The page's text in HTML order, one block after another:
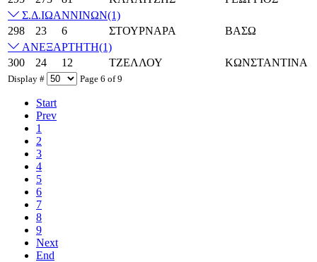
Display # Page 6 of 9
Start
Prev
1
2
3
4
5
6
7
8
9
Next
End
Σ.Δ.ΙΩΑΝΝΙΝΩΝ(1)
298
23 6 ΣΤΟΥΡΝΑΡΑ
ΒΑΣΩ
ΑΝΕΞΑΡΤΗΤΗ(1)
300
24 12 ΤΖΕΛΛΟΥ ΚΩΝΣΤΑΝΤΙΝΑ